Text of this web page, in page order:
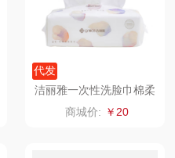
汤姆逊 皮尔卡丹（皮具
锡品源
万华茶林
代发
洁丽雅一次性洗脸巾棉柔
巾20230042
商城价: ￥20